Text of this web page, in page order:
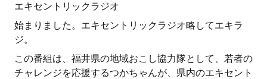
エキセントリックラジオ
始まりました。エキセントリックラジオ略してエキラ
ジ。
この番組は、福井県の地域おこし協力隊として、若者の
チャレンジを応援するつかちゃんが、県内のエキセント